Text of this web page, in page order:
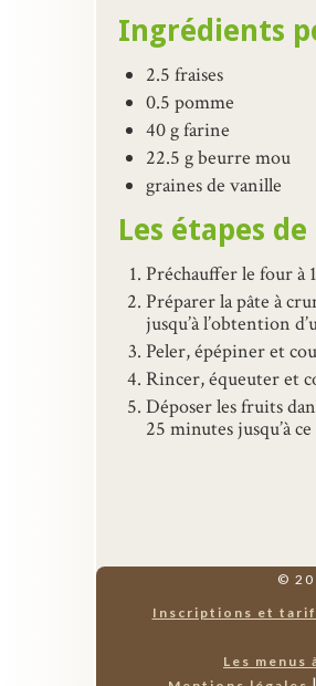
Ingrédients
2.5 fraises
0.5 pomme
40 g farine
22.5 g beurre mou
graines de vanille
Les étapes
Préchauffer le four à
Préparer la pâte à
jusqu’à l’obtention
Peler, épépiner et
Rincer, équeuter et
Déposer les fruits
25 minutes jusqu’à
©
Inscriptions et
Les menus